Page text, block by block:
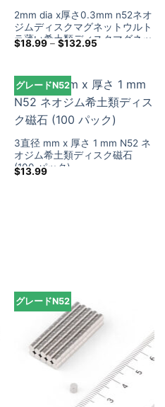
2mm dia x厚さ0.3mm n52ネオ
ジムディスクマグネットウルト
ラ薄い希土類ディスクマグネッ
ト2×0.3mm
$18.99 – $132.95価
を
通
し
て
$132.95
グレードN52
3直径 mm x 厚さ 1 mm N52 ネ
オジム希土類ディスク磁石
(100 パック)
$13.99
グレードN52